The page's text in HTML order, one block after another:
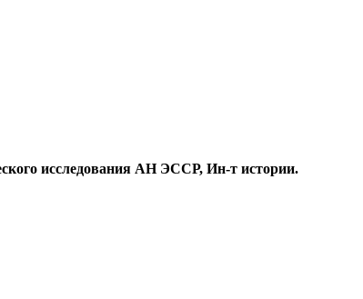
исследования АН ЭССР, Ин-т истории.